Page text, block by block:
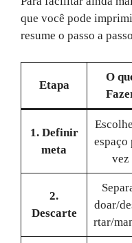
que você pode
resume o passo a
Etapa
O
1. Definir
meta
espaço
vez
2.
Descarte
doar/
rtar/